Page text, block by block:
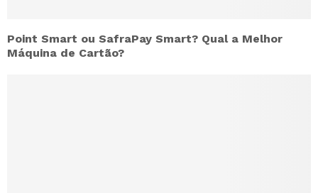
Point Smart ou SafraPay Smart? Qual a Melhor
Máquina de Cartão?